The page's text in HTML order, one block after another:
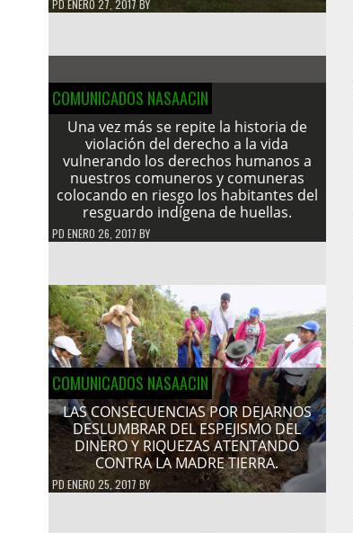
PD ENERO 27, 2017 BY
COMUNICADOS NASAACIN
Una vez más se repite la historia de
violación del derecho a la vida
vulnerando los derechos humanos a
nuestros comuneros y comuneras
colocando en riesgo los habitantes del
resguardo indígena de huellas.
PD ENERO 26, 2017 BY
COMUNICADOS NASAACIN
LAS CONSECUENCIAS POR DEJARNOS
DESLUMBRAR DEL ESPEJISMO DEL
DINERO Y RIQUEZAS ATENTANDO
CONTRA LA MADRE TIERRA.
PDENERO 25, 2017 BY